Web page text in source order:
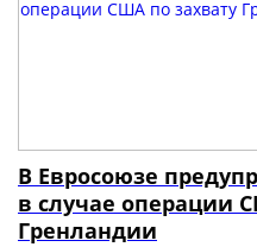
В Евросоюзе
в случае операции
Гренландии